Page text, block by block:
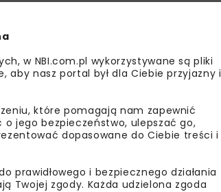
dla stali. W rezultacie wolumen
47 proc. względem poziomu z 2024 r.
dotychczasowych 25 proc.
Europejskiego Stowarzyszenia
29 proc. w trzecim kwartale 2025 r.,
europejskich hut spadło w 2024 r.
2027 r. Oznaczałoby to poziom ponad
w NBI.com.pl wykorzystywane są pliki
nasz portal był dla Ciebie przyjazny i
które pomagają nam zapewnić
jego bezpieczeństwo, ulepszać go,
dopasowane do Ciebie treści i
prawidłowego i bezpiecznego działania
Twojej zgody. Każda udzielona zgoda